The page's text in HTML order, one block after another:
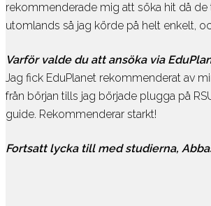
rekommenderade mig att söka hit då
utomlands så jag körde på helt enkelt,
Varför valde du att ansöka via
Jag fick EduPlanet rekommenderat av
från början tills jag började plugga på
guide. Rekommenderar starkt!
Fortsatt lycka till med studierna,